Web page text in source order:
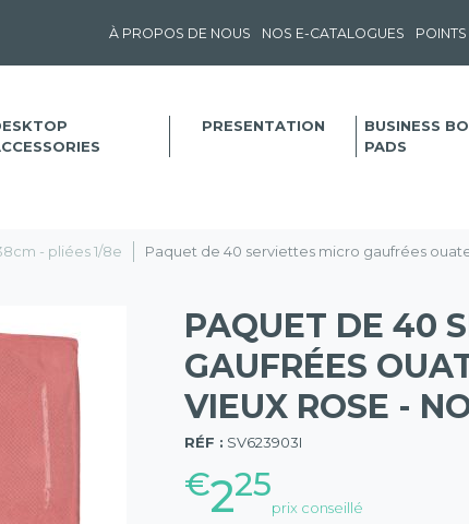
À PROPOS DE NOUS NOS E-CATALOGUES
PRESENTATION
BUSINESS
PADS
- pliées 1/8e Paquet de 40 serviettes micro gaufrées
PAQUET DE 40
GAUFRÉES
VIEUX ROSE -
RÉF : SV623903I
€225
prix conseillé
(57)